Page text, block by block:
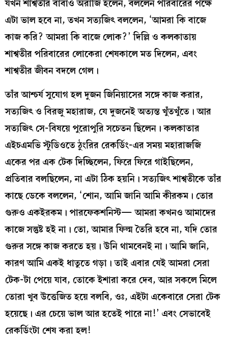
যখন শাশ্বতীর বাবাও অরাজি হলেন, বললেন পরিবারের পক্ষে
এটা ভাল হবে না, তখন সত্যজিৎ বললেন, ‘আমরা কি বাজে
কাজ করি? আমরা কি বাজে লোক?’ দিল্লি ও কলকাতায়
শাশ্বতীর পরিবারের লোকেরা শেষকালে মত দিলেন, এবং
শাশ্বতীর জীবন বদলে গেল।
তাঁর আশ্চর্য সুযোগ হল দুজন জিনিয়াসের সঙ্গে কাজ করার,
সত্যজিৎ ও বিরজু মহারাজ, যে দুজনেই অত্যন্ত খুঁতখুঁতে। আর
সত্যজিৎ সে-বিষয়ে পুরোপুরি সচেতন ছিলেন। কলকাতার
এইচএমভি স্টুডিওতে ঠুংরির রেকর্ডিং-এর সময় মহারাজজি
একের পর এক টেক দিচ্ছিলেন, ফিরে ফিরে গাইছিলেন,
প্রতিবার বলছিলেন, না এটা ঠিক হয়নি। সত্যজিৎ শাশ্বতীকে তাঁর
কাছে ডেকে বললেন, ‘শোন, আমি জানি আমি কীরকম। তোর
গুরুও একইরকম। পারফেকশনিস্ট— আমরা কখনও আমাদের
কাজে সন্তুষ্ট হই না। তো, আমার ফিল্ম তৈরি হবে না, যদি তোর
গুরুর সঙ্গে কাজ করতে হয়। উনি থামবেনই না। আমি জানি,
কারণ আমি একই ধাতুতে গড়া। তাই এবার যেই আমরা সেরা
টেক-টা পেয়ে যাব, তোকে ইশারা করে দেব, আর সকলে মিলে
তোরা খুব উত্তেজিত হয়ে বলবি, ওঃ, এইটা একেবারে সেরা টেক
হয়েছে। এর চেয়ে ভাল আর হতেই পারে না!’ এবং সেভাবেই
রেকর্ডিংটা শেষ করা হল!